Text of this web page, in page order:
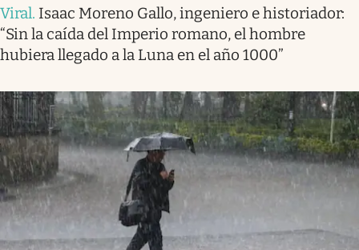
Viral. Isaac Moreno Gallo, ingeniero e historiador:
“Sin la caída del Imperio romano, el hombre
hubiera llegado a la Luna en el año 1000”